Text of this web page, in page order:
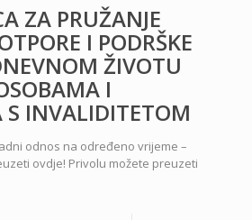
ZA PRUŽANJE
I PODRŠKE
ŽIVOTU
I
S INVALIDITETOM
odnos na određeno vrijeme –
ovdje! Privolu možete preuzeti